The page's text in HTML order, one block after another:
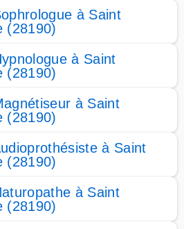
à Saint
(28190)
à Saint
(28190)
à Saint
(28190)
à Saint
(28190)
à Saint
(28190)